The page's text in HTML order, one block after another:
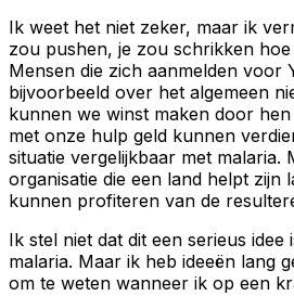
Ik weet het niet zeker, maar ik
zou pushen, je zou schrikken
Mensen die zich aanmelden voor
bijvoorbeeld over het algemeen
kunnen we winst maken door
met onze hulp geld kunnen
situatie vergelijkbaar met malaria.
organisatie die een land helpt zijn
kunnen profiteren van de
Ik stel niet dat dit een serieus idee
malaria. Maar ik heb ideeën lang
om te weten wanneer ik op een